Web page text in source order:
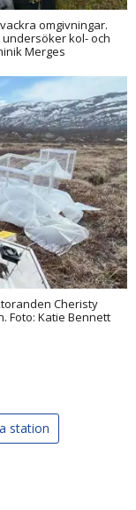
omgivningar.
kol- och
Merges
Cheristy
Foto: Katie Bennett
station